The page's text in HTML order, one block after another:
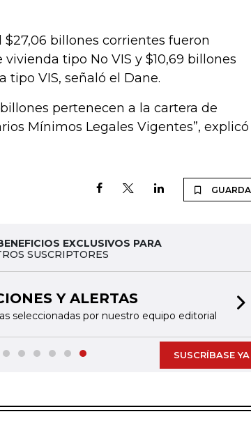
billones corrientes fueron
tipo No VIS y $10,69 billones
tipo VIS, señaló el Dane.
pertenecen a la cartera de
Mínimos Legales Vigentes”, explicó
EXCLUSIVOS PARA
SUSCRIPTORES
Y ALERTAS
seleccionadas por nuestro equipo editorial
SUSCRÍBASE YA